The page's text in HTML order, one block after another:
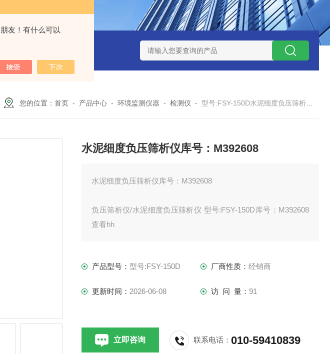
友！有什么可以
分析仪/工作站库号：M415012 型号:ZXEFQ/3*20不锈钢槽式二分器/缩分器库号：
您的位置：首页 - 产品中心 -环境监测仪器 -检测仪 -型号:FSY-150D水泥细度负压筛析仪库号：M392608
水泥细度负压筛析仪库号：M392608
水泥细度负压筛析仪库号：M392608
负压筛析仪/水泥细度负压筛析仪 型号:FSY-150D库号：M392608
查看hh
用于检测水泥细度的仪器。其他行业粉末细度测试也可使用本仪
器
产品型号：型号:FSY-150D 厂商性质： 经销商
更新时间： 2026-06-08 访 问 量： 91
立即咨询 联系电话：010-59410839